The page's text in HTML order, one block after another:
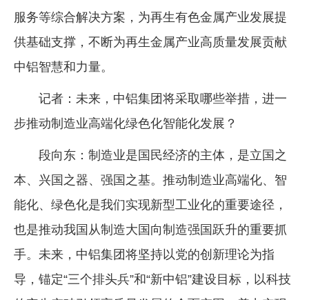
服务等综合解决方案，为再生有色金属产业发展提
供基础支撑，不断为再生金属产业高质量发展贡献
中铝智慧和力量。
记者：未来，中铝集团将采取哪些举措，进一
步推动制造业高端化绿色化智能化发展？
段向东：制造业是国民经济的主体，是立国之
本、兴国之器、强国之基。推动制造业高端化、智
能化、绿色化是我们实现新型工业化的重要途径，
也是推动我国从制造大国向制造强国跃升的重要抓
手。未来，中铝集团将坚持以党的创新理论为指
导，锚定“三个排头兵”和“新中铝”建设目标，以科技